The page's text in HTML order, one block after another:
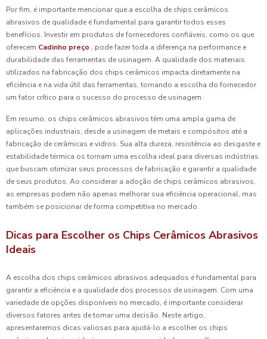
Por fim, é importante mencionar que a escolha de chips cerâmicos
abrasivos de qualidade é fundamental para garantir todos esses
benefícios. Investir em produtos de fornecedores confiáveis, como os que
oferecem Cadinho preço , pode fazer toda a diferença na performance e
durabilidade das ferramentas de usinagem. A qualidade dos materiais
utilizados na fabricação dos chips cerâmicos impacta diretamente na
eficiência e na vida útil das ferramentas, tornando a escolha do fornecedor
um fator crítico para o sucesso do processo de usinagem.
Em resumo, os chips cerâmicos abrasivos têm uma ampla gama de
aplicações industriais, desde a usinagem de metais e compósitos até a
fabricação de cerâmicas e vidros. Sua alta dureza, resistência ao desgaste e
estabilidade térmica os tornam uma escolha ideal para diversas indústrias
que buscam otimizar seus processos de fabricação e garantir a qualidade
de seus produtos. Ao considerar a adoção de chips cerâmicos abrasivos,
as empresas podem não apenas melhorar sua eficiência operacional, mas
também se posicionar de forma competitiva no mercado.
Dicas para Escolher os Chips Cerâmicos Abrasivos
Ideais
A escolha dos chips cerâmicos abrasivos adequados é fundamental para
garantir a eficiência e a qualidade dos processos de usinagem. Com uma
variedade de opções disponíveis no mercado, é importante considerar
diversos fatores antes de tomar uma decisão. Neste artigo,
apresentaremos dicas valiosas para ajudá-lo a escolher os chips